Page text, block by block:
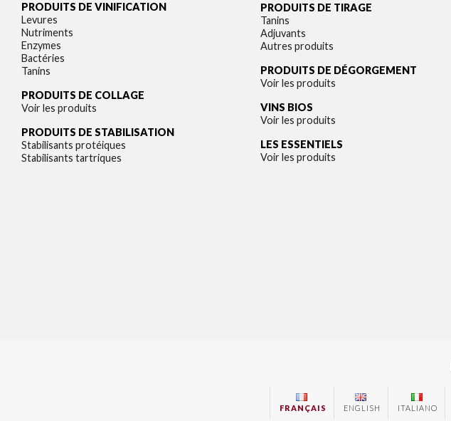
PRODUITS DE VINIFICATION
Levures
Nutriments
Enzymes
Bactéries
Tanins
PRODUITS DE COLLAGE
Voir les produits
PRODUITS DE STABILISATION
Stabilisants protéiques
Stabilisants tartriques
PRODUITS DE TIRAGE
Tanins
Adjuvants
Autres produits
PRODUITS DE DÉGORGEMENT
Voir les produits
VINS BIOS
Voir les produits
LES ESSENTIELS
Voir les produits
FRANÇAIS ENGLISH ITALIANO